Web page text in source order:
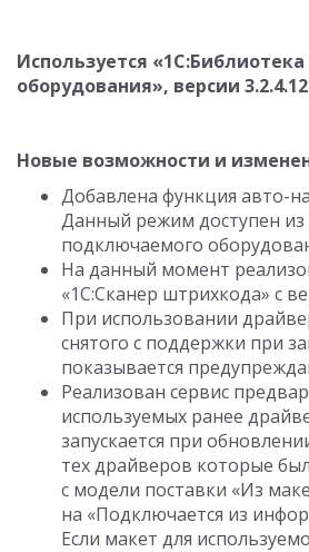
Используется
оборудования», версии 3.2.4.12
Новые возможности и
Добавлена функция авто-
Данный режим доступен
подключаемого
На данный момент
«1С:Сканер штрихкода» с
При использовании
снятого с поддержки при
показывается
Реализован сервис
используемых ранее
запускается при
тех драйверов которые
с модели поставки «Из
на «Подключается из
Если макет для